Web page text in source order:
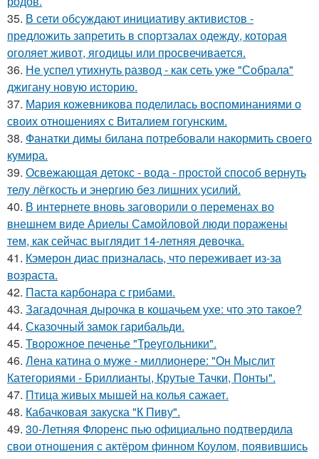
35. В сети обсуждают инициативу активистов -
предложить запретить в спортзалах одежду, которая
оголяет живот, ягодицы или просвечивается.
36. Не успел утихнуть развод - как сеть уже "Собрала"
джигану новую историю.
37. Мария кожевникова поделилась воспоминаниями о
своих отношениях с Виталием гогунским.
38. Фанатки димы билана потребовали накормить своего
кумира.
39. Освежающая детокс - вода - простой способ вернуть
телу лёгкость и энергию без лишних усилий.
40. В интернете вновь заговорили о переменах во
внешнем виде Ариелы Самойловой люди поражены
тем, как сейчас выглядит 14-летняя девочка.
41. Кэмерон диас призналась, что переживает из-за
возраста.
42. Паста карбонара с грибами.
43. Загадочная дырочка в кошачьем ухе: что это такое?
44. Сказочный замок гарибальди.
45. Творожное печенье "Треугольники".
46. Лена катина о муже - миллионере: "Он Мыслит
Категориями - Бриллианты, Крутые Тачки, Понты".
47. Птица живых мышей на колья сажает.
48. Кабачковая закуска "К Пиву".
49. 30-Летняя Флоренс пью официально подтвердила
свои отношения с актёром финном Коулом, появившись